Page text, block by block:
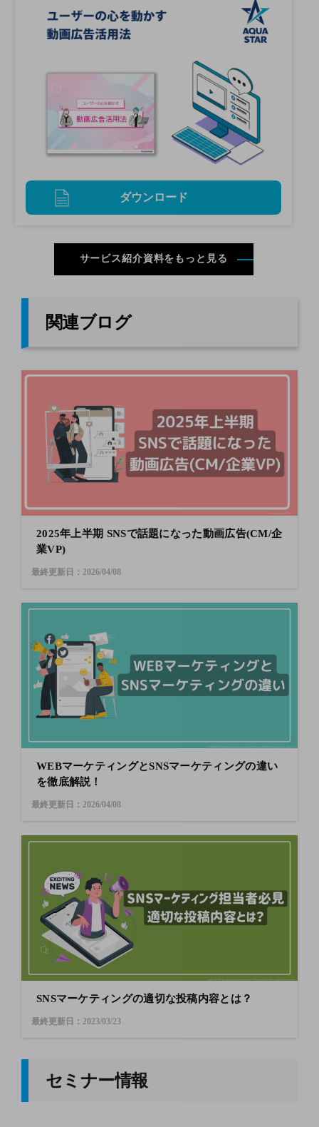
ダウンロード
サービス紹介資料をもっと見る
関連ブログ
2025年上半期 SNSで話題になった動画広告(CM/企
業VP)
最終更新日：2026/04/08
WEBマーケティングとSNSマーケティングの違い
を徹底解説！
最終更新日：2026/04/08
SNSマーケティングの適切な投稿内容とは？
最終更新日：2023/03/23
セミナー情報